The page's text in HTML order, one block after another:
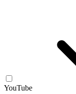
YouTube